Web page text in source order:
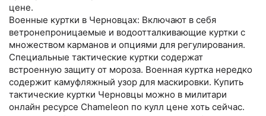
цене.
Военные куртки в Черновцах: Включают в себя
ветронепроницаемые и водоотталкивающие куртки с
множеством карманов и опциями для регулирования.
Специальные тактические куртки содержат
встроенную защиту от мороза. Военная куртка нередко
содержит камуфляжный узор для маскировки. Купить
тактические куртки Черновцы можно в милитари
онлайн ресурсе Chameleon по кулл цене хоть сейчас.